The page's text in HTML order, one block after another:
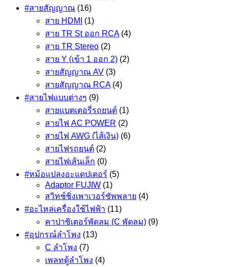
#สายสัญญาณ (16)
สาย HDMI
(1)
สาย TR St ออก RCA (4)
สาย TR Stereo (2)
สาย Y (เข้า 1 ออก 2) (2)
สายสัญญาณ AV (3)
สายสัญญาณ RCA (4)
#สายไฟแบบต่างๆ (9)
สายแบตเตอรี่รถยนต์ (1)
สายไฟ AC POWER (2)
สายไฟ AWG (ไส้เงิน) (6)
สายไฟรถยนต์ (2)
สายไฟเส้นเล็ก (0)
#หม้อแปลงอะแดปเตอร์ (5)
Adaptor FUJIW (1)
สวิทช์ชิ่งเพาเวอร์ซัพพลาย (4)
#อะไหล่เครื่องใช้ไฟฟ้า (11)
คาปาซิเตอร์พัดลม (C พัดลม) (9)
#อุปกรณ์ลำโพง (13)
C ลำโพง (7)
เพลทตู้ลำโพง (4)